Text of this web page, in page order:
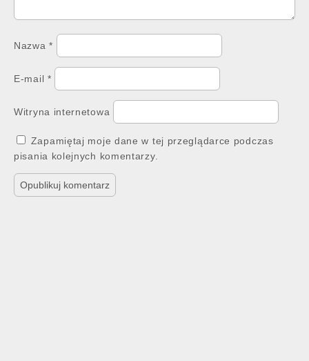
Nazwa*
E-mail *
Witryna internetowa
Zapamiętaj moje dane w tej przeglądarce podczas
pisania kolejnych komentarzy.